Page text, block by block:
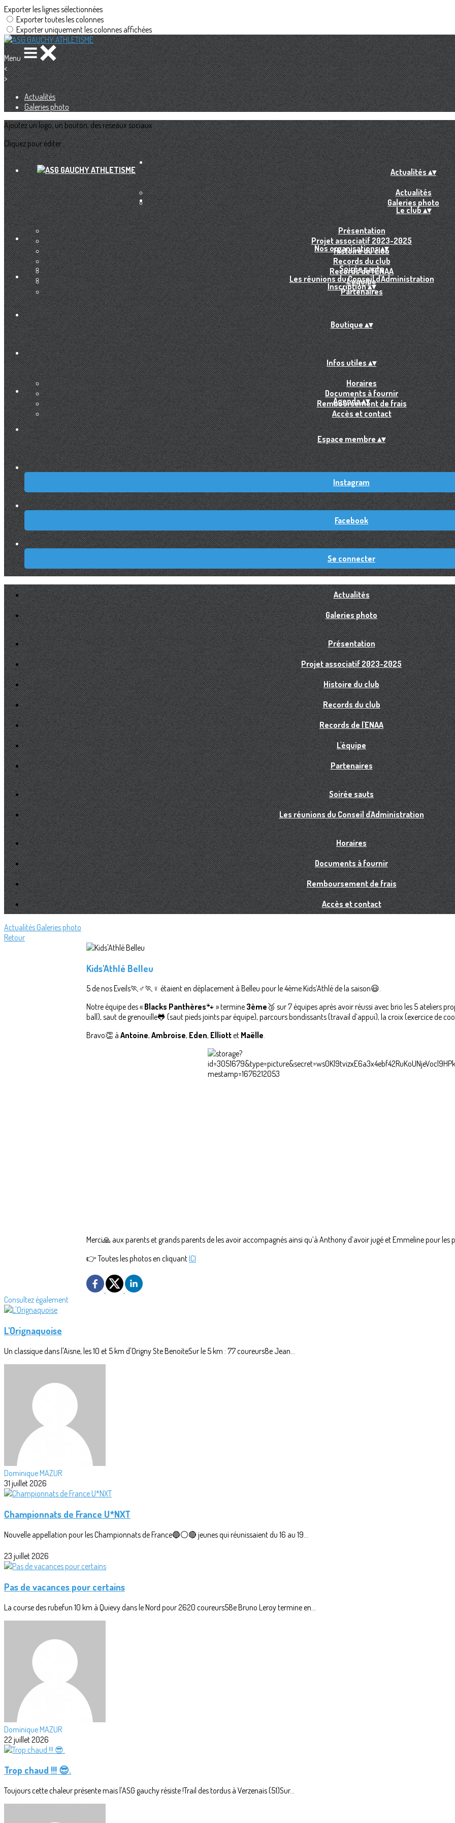
Exporter les lignes sélectionnées
Exporter toutes les colonnes
Exporter uniquement les colonnes affichées
Menu
<
>
Actualités
Galeries photo
Ajoutez un logo, un bouton, des réseaux sociaux
Cliquez pour éditer
Actualités▴▾
Actualités
Galeries photo
Le club▴▾
Présentation
Projet associatif 2023-2025
Histoire du club
Records du club
Records de l'ENAA
L'équipe
Partenaires
Nos organisations▴▾
Soirée sauts
Les réunions du Conseil d'Administration
Inscription▴▾
Boutique▴▾
Infos utiles▴▾
Horaires
Documents à fournir
Remboursement de frais
Accès et contact
Agenda▴▾
Espace membre▴▾
Instagram
Facebook
Se connecter
Actualités
Galeries photo
Présentation
Projet associatif 2023-2025
Histoire du club
Records du club
Records de l'ENAA
L'équipe
Partenaires
Soirée sauts
Les réunions du Conseil d'Administration
Horaires
Documents à fournir
Remboursement de frais
Accès et contact
Actualités Galeries photo
Retour
Kids'Athlé Belleu
5 de nos Eveils🏃♂️🏃♀️ étaient en déplacement à Belleu pour le 4ème Kids’Athlé de la saison😃.
Notre équipe des « Blacks Panthères🐾 » termine 3ème 🥉 sur 7 équipes après avoir réussi avec brio les 5 ateliers
ball), saut de grenouille🐸 (saut pieds joints par équipe), parcours bondissants (travail d’appui), la croix (exercice de
Bravo👏 à Antoine, Ambroise, Eden, Elliottet Maëlle.
Merci🙏 aux parents et grands parents de les avoir accompagnés ainsi qu’à Anthony d’avoir jugé et Emmeline pour les
👉 Toutes les photos en cliquant ICI
Consultez également
L'Orignaquoise
Un classique dans l'Aisne, les 10 et 5 km d'Origny Ste BenoiteSur le 5 km : 77 coureurs8e Jean...
Dominique MAZUR
31 juillet 2026
Championnats de France U*NXT
Nouvelle appellation pour les Championnats de France🔵⚪🔴 jeunes qui réunissaient du 16 au 19...
23 juillet 2026
Pas de vacances pour certains
La course des rubefun 10 km à Quievy dans le Nord pour 2620 coureurs58e Bruno Leroy termine en...
Dominique MAZUR
22 juillet 2026
Trop chaud !!! 😎.
Toujours cette chaleur présente mais l'ASG gauchy résiste !Trail des tordus à Verzenais (51)Sur...